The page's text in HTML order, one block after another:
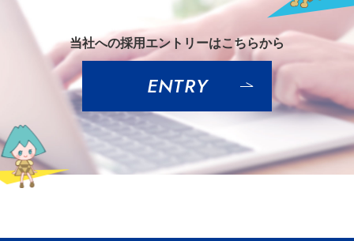
当社への採用エントリーはこちらから
ENTRY